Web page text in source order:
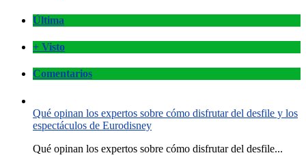
Última
+ Visto
Comentarios
Qué opinan los expertos sobre cómo disfrutar del desfile y los
espectáculos de Eurodisney
Qué opinan los expertos sobre cómo disfrutar del desfile...